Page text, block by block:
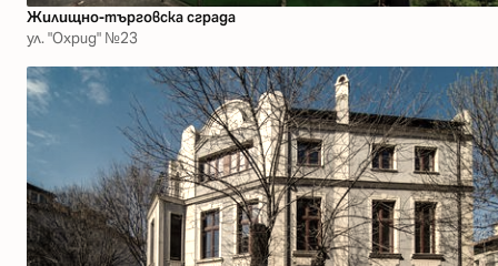
Жилищно-търговска сграда
ул. "Охрид" №23